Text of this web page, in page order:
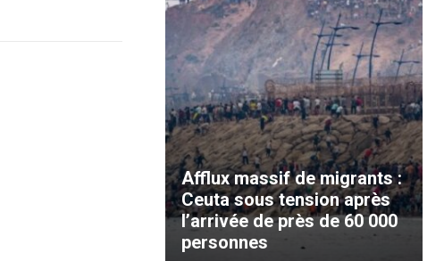
Afflux massif de migrants :
Ceuta sous tension après
l’arrivée de près de 60 000
personnes